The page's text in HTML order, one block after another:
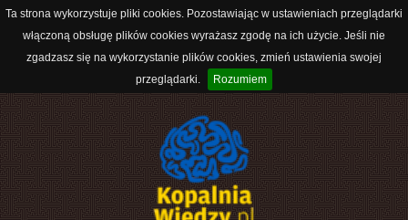
Ta strona wykorzystuje pliki cookies. Pozostawiając w ustawieniach przeglądarki
włączoną obsługę plików cookies wyrażasz zgodę na ich użycie. Jeśli nie
zgadzasz się na wykorzystanie plików cookies, zmień ustawienia swojej
przeglądarki.
Rozumiem